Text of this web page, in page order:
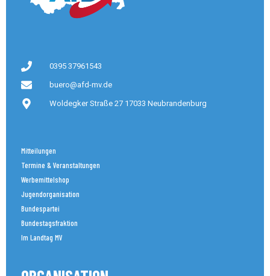
0395 37961543
buero@afd-mv.de
Woldegker Straße 27 17033 Neubrandenburg
Mitteilungen
Termine & Veranstaltungen
Werbemittelshop
Jugendorganisation
Bundespartei
Bundestagsfraktion
Im Landtag MV